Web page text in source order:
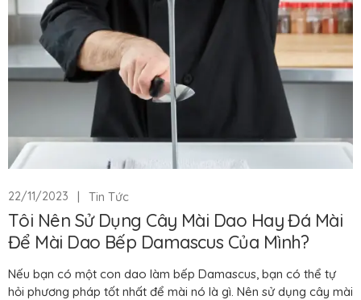
22/11/2023 | Tin Tức
Tôi Nên Sử Dụng Cây Mài Dao Hay Đá Mài
Để Mài Dao Bếp Damascus Của Mình?
Nếu bạn có một con dao làm bếp Damascus, bạn có thể tự
hỏi phương pháp tốt nhất để mài nó là gì. Nên sử dụng cây mài